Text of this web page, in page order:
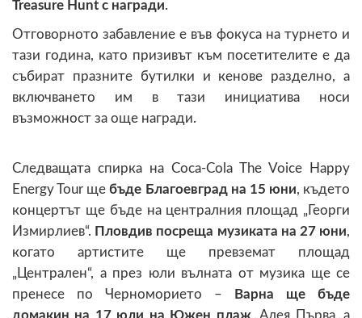
Treasure Hunt с награди.
Отговорното забавление е във фокуса на турнето и
тази година, като призивът към посетителите е да
събират празните бутилки и кенове разделно, а
включването им в тази инициатива носи
възможност за още награди.
Следващата спирка на Coca-Cola The Voice Happy
Energy Tour ще бъде Благоевград на 15 юни, където
концертът ще бъде на централния площад „Георги
Измирлиев“. Пловдив посреща музиката на 27 юни,
когато артистите ще превземат площад
„Централен“, а през юли вълната от музика ще се
пренесе по Черноморието –
Варна ще бъде
домакин на 17 юли на Южен плаж, Алея Първа, а